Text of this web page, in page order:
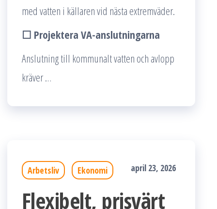
med vatten i källaren vid nästa extremväder.
☐ Projektera VA-anslutningarna
Anslutning till kommunalt vatten och avlopp
kräver …
Arbetsliv Ekonomi april 23, 2026
Flexibelt, prisvärt